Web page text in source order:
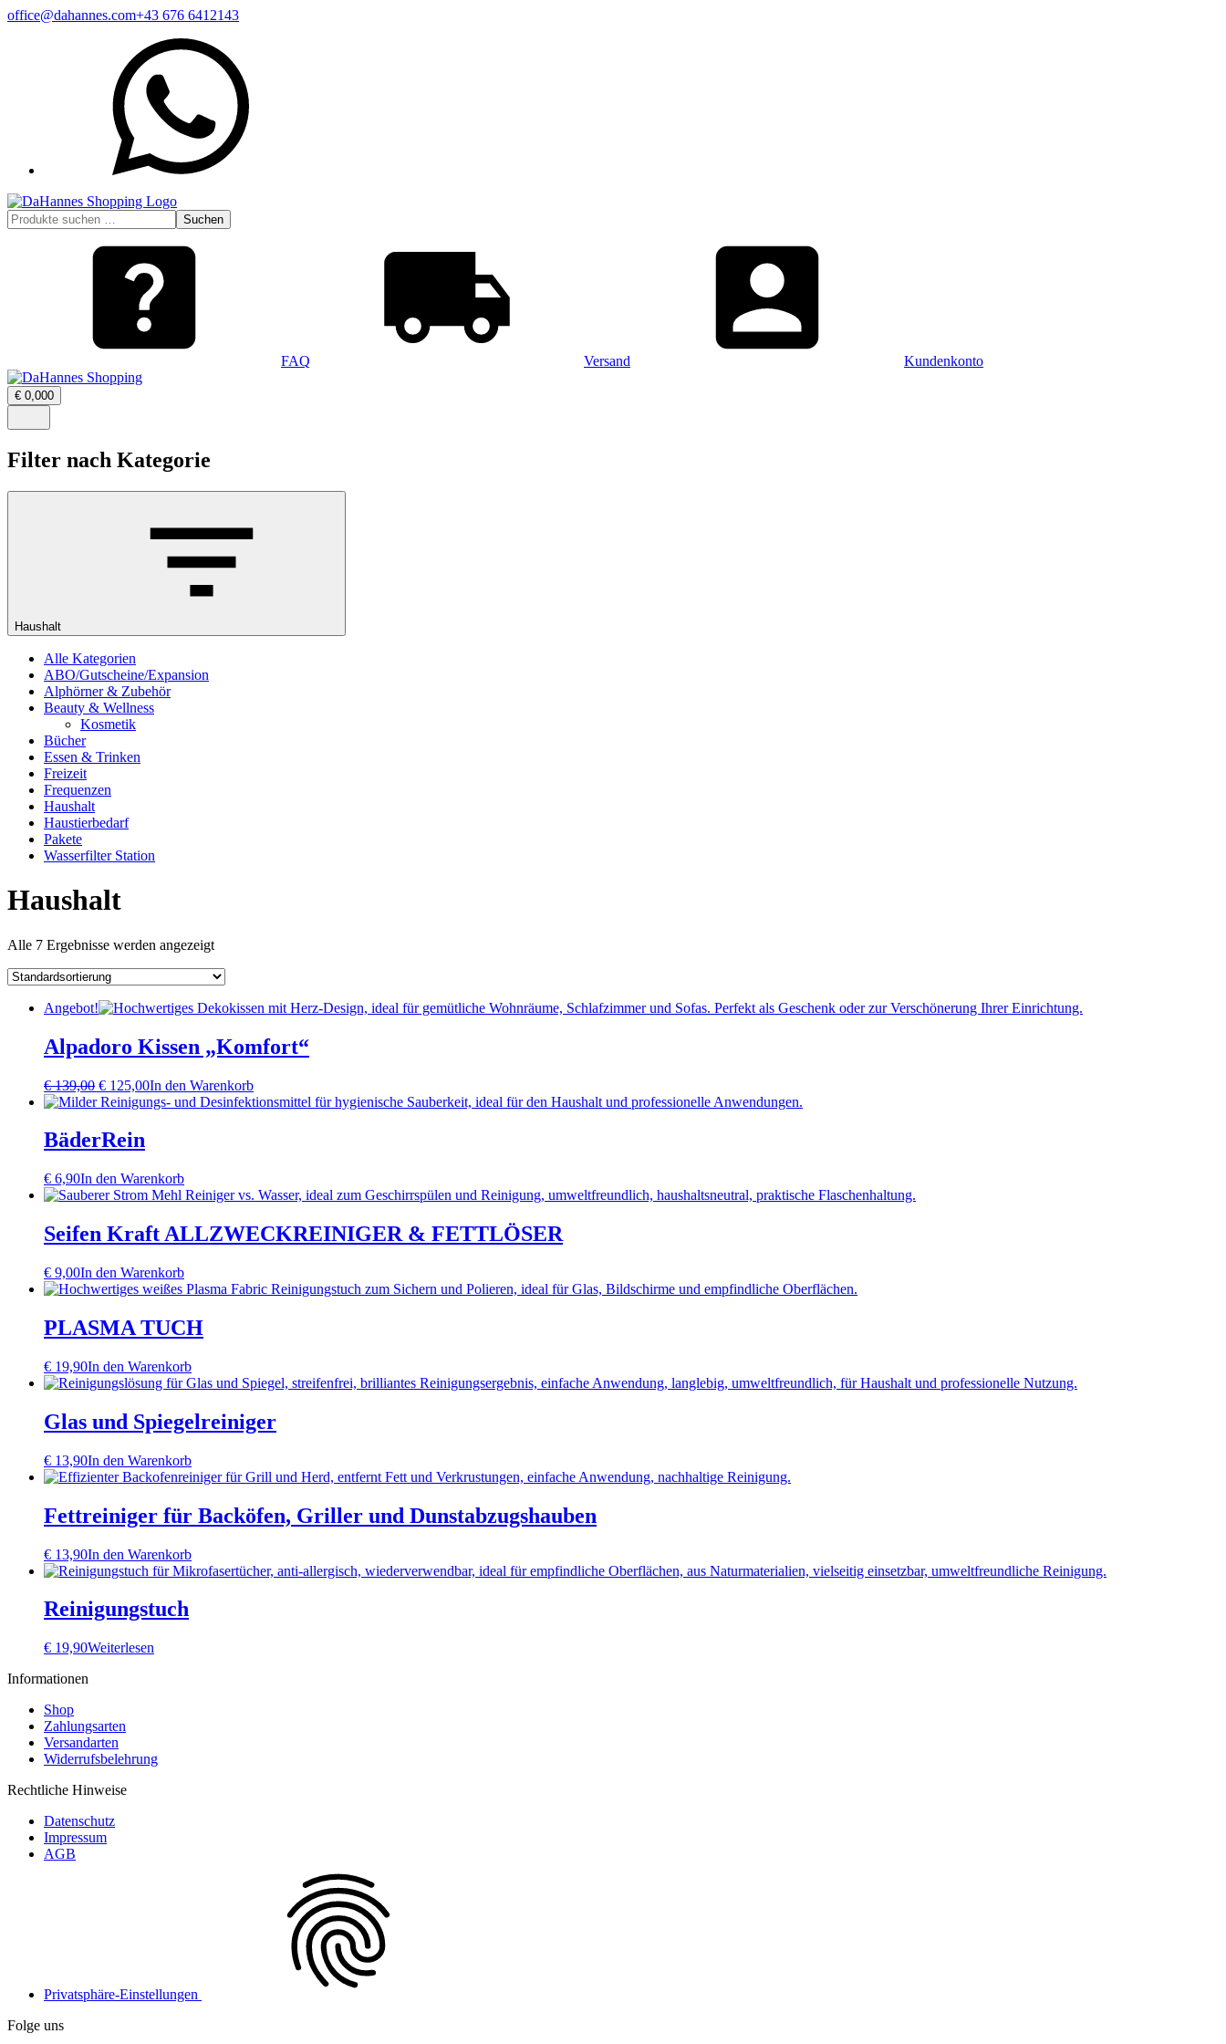
Zum
office@dahannes.com+43 676 6412143
Suchen
nach:
Suchen
FAQ Versand Kundenkonto
€ 0,000Warenkorb
öffnen
Zwischensumme
Menü
Filter nach Kategorie
Haushalt
Alle Kategorien
ABO/Gutscheine/Expansion
Alphörner & Zubehör
Beauty & Wellness
Kosmetik
Bücher
Essen & Trinken
Freizeit
Frequenzen
Haushalt
Haustierbedarf
Pakete
Wasserfilter Station
Haushalt
Alle 7 Ergebnisse werden angezeigt
Angebot!
Alpadoro Kissen „Komfort“
€139,00 Ursprünglicher
Preis
€ 139,00
€ 125,00Aktueller
Preis
In den Warenkorb
BäderRein
€ 6,90In den Warenkorb
Seifen Kraft ALLZWECKREINIGER & FETTLÖSER
€ 9,00In den Warenkorb
PLASMA TUCH
€ 19,90In den Warenkorb
Glas und Spiegelreiniger
€ 13,90In den Warenkorb
Fettreiniger für Backöfen, Griller und Dunstabzugshauben
€ 13,90In den Warenkorb
Reinigungstuch
€ 19,90Weiterlesen
Informationen
Shop
Zahlungsarten
Versandarten
Widerrufsbelehrung
Rechtliche Hinweise
Datenschutz
Impressum
AGB
Privatsphäre-Einstellungen
Folge uns